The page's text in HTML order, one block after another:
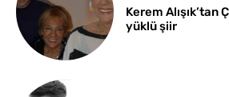
Kerem Alışık’tan
yüklü şiir